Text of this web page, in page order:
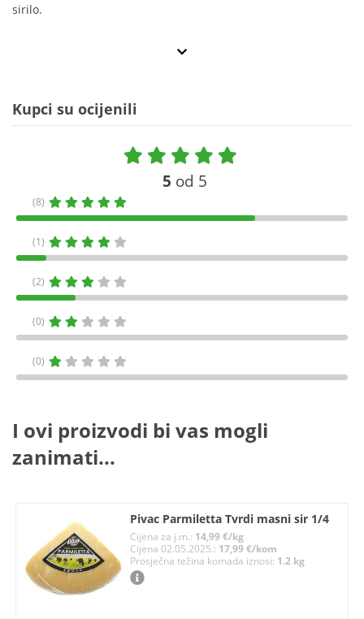
sirilo.
Kupci su ocijenili
5 od 5
(8)
(1)
(2)
(0)
(0)
I ovi proizvodi bi vas mogli
zanimati...
Pivac Parmiletta Tvrdi masni sir 1/4
Cijena za j.m.: 14,99 €/kg
Cijena 02.05.2025.: 17,99 €/kom
Prosječna težina komada iznosi: 1.2 kg